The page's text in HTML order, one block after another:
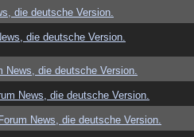
die deutsche Version.
die deutsche Version.
News, die deutsche Version.
News, die deutsche Version.
News, die deutsche Version.